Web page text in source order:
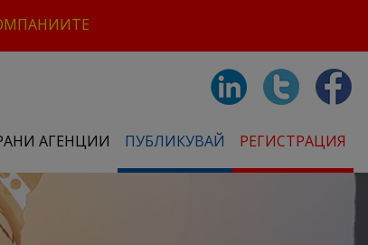
АГЕНЦИИ ПУБЛИКУВАЙ РЕГИСТРАЦИЯ